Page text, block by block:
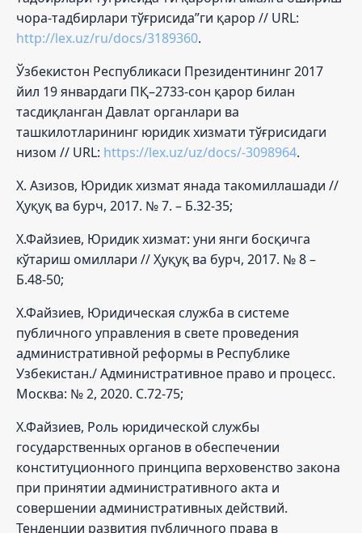
чора-тадбирлари тўғрисида”ги қарор // URL:
http://lex.uz/ru/docs/3189360.
Ўзбекистон Республикаси Президентининг 2017
йил 19 январдаги ПҚ–2733-сон қарор билан
тасдиқланган Давлат органлари ва
ташкилотларининг юридик хизмати тўғрисидаги
низом // URL: https://lex.uz/uz/docs/-3098964.
Х. Азизов, Юридик хизмат янада такомиллашади //
Ҳуқуқ ва бурч, 2017. № 7. – Б.32-35;
Х.Файзиев, Юридик хизмат: уни янги босқичга
кўтариш омиллари // Ҳуқуқ ва бурч, 2017. № 8 –
Б.48-50;
Х.Файзиев, Юридическая служба в системе
публичного управления в свете проведения
административной реформы в Республике
Узбекистан./ Административное право и процесс.
Москва: № 2, 2020. С.72-75;
Х.Файзиев, Роль юридической службы
государственных органов в обеспечении
конституционного принципа верховенство закона
при принятии административного акта и
совершении административных действий.
Тенденции развития публичного права в